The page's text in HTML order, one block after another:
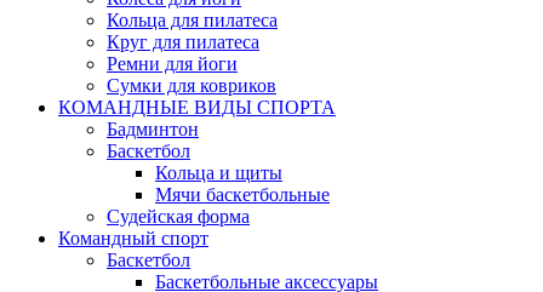
Кольца для пилатеса
Круг для пилатеса
Ремни для йоги
Сумки для ковриков
КОМАНДНЫЕ ВИДЫ СПОРТА
Бадминтон
Баскетбол
Кольца и щиты
Мячи баскетбольные
Судейская форма
Командный спорт
Баскетбол
Баскетбольные аксессуары